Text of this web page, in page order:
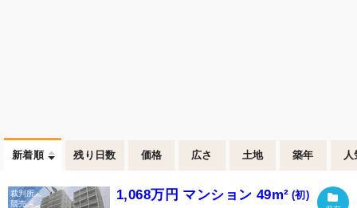
新着順 残り日数 価格 広さ 土地 築年 人
1,068万円 マンション 49m² (初)